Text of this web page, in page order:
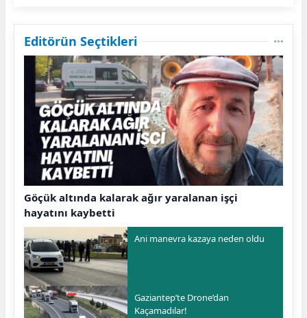
Editörün Seçtikleri
Göçük altında kalarak ağır yaralanan işçi
hayatını kaybetti
Ani manevra kazaya neden oldu
Gaziantep’te Drone’dan
Kaçamadılar!